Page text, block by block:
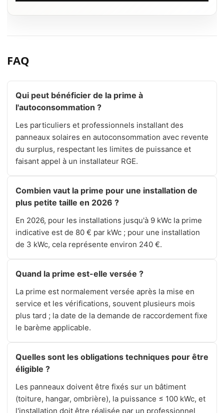
FAQ
Qui peut bénéficier de la prime à
l'autoconsommation ?
Les particuliers et professionnels installant des
panneaux solaires en autoconsommation avec revente
du surplus, respectant les limites de puissance et
faisant appel à un installateur RGE.
Combien vaut la prime pour une installation de
plus petite taille en 2026 ?
En 2026, pour les installations jusqu'à 9 kWc la prime
indicative est de 80 € par kWc ; pour une installation
de 3 kWc, cela représente environ 240 €.
Quand la prime est-elle versée ?
La prime est normalement versée après la mise en
service et les vérifications, souvent plusieurs mois
plus tard ; la date de la demande de raccordement fixe
le barème applicable.
Quelles sont les obligations techniques pour être
éligible ?
Les panneaux doivent être fixés sur un bâtiment
(toiture, hangar, ombrière), la puissance ≤ 100 kWc, et
l'installation doit être réalisée par un professionnel